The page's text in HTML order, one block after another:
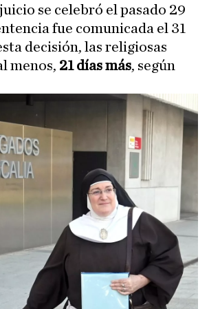
se celebró el pasado 29
fue comunicada el 31
decisión, las religiosas
menos, 21 días más, según